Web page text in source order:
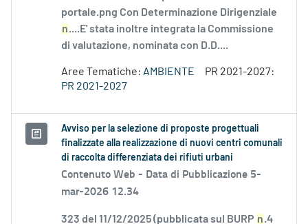
portale.png Con Determinazione Dirigenziale
n....E' stata inoltre integrata la Commissione
di valutazione, nominata con D.D....
Aree Tematiche: AMBIENTE
PR 2021-2027:
PR 2021-2027
Avviso per la selezione di proposte progettuali
finalizzate alla realizzazione di nuovi centri comunali
di raccolta differenziata dei rifiuti urbani
Contenuto Web - Data di Pubblicazione 5-
mar-2026 12.34
323 del 11/12/2025 (pubblicata sul BURP n.4